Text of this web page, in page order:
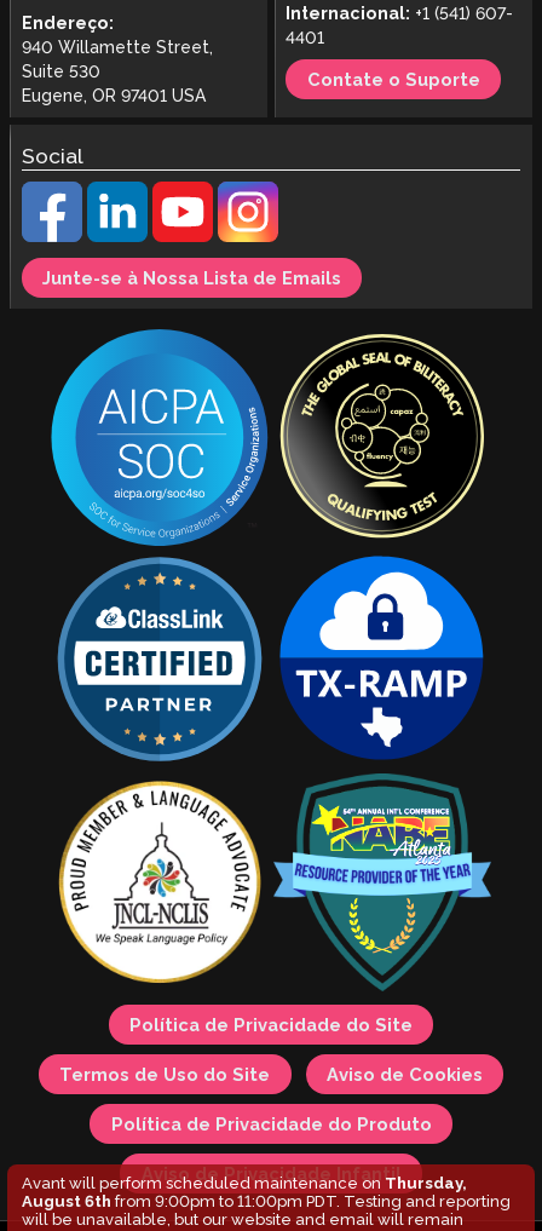
Endereço:
940 Willamette Street,
Suite 530
Eugene, OR 97401 USA
Internacional: +1 (541) 607-
4401
Contate o Suporte
Social
Junte-se à Nossa Lista de Emails
Política de Privacidade do Site
Termos de Uso do Site Aviso de Cookies
Política de Privacidade do Produto
Aviso de Privacidade Infantil
Avant will perform scheduled maintenance on Thursday,
August 6th from 9:00pm to 11:00pm PDT. Testing and reporting
will be unavailable, but our website and email will remain